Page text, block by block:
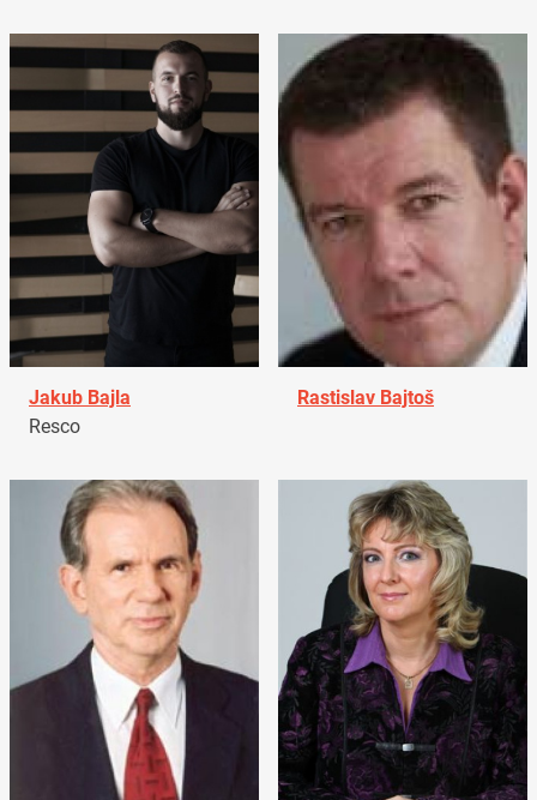
Jakub Bajla
Resco
Rastislav Bajtoš